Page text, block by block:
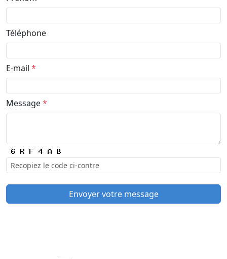
Téléphone
E-mail *
Message*
Envoyer votre message